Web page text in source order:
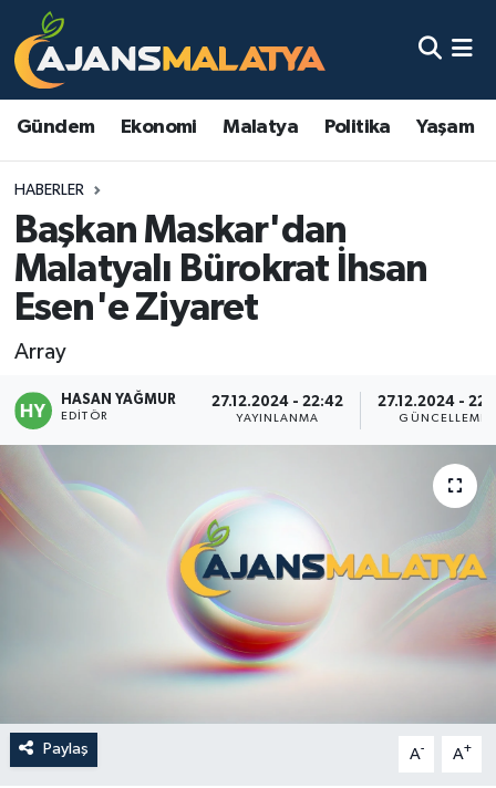
Gündem Ekonomi Malatya Politika Yaşam
HABERLER
Başkan Maskar'dan
Malatyalı Bürokrat İhsan
Esen'e Ziyaret
Array
HASAN YAĞMUR
EDITÖR
27.12.2024 - 22:42
YAYINLANMA
27.12.2024 -
GÜNCELLEME
Paylaş A- A+
Asayiş
Eğitim
Ekonomi
Gündem
Kadın
Kültür & Sanat
Magazin
Yaşam
Malatya Nöbetçi Eczaneler
Malatya Namaz Vakitleri
Malatya Trafik Yoğunluk Haritası
TFF 3.Lig 2.Grup Puan Durumu ve Fikstür
Tüm Manşetler
Son Dakika Haberleri
Haber Arşivi